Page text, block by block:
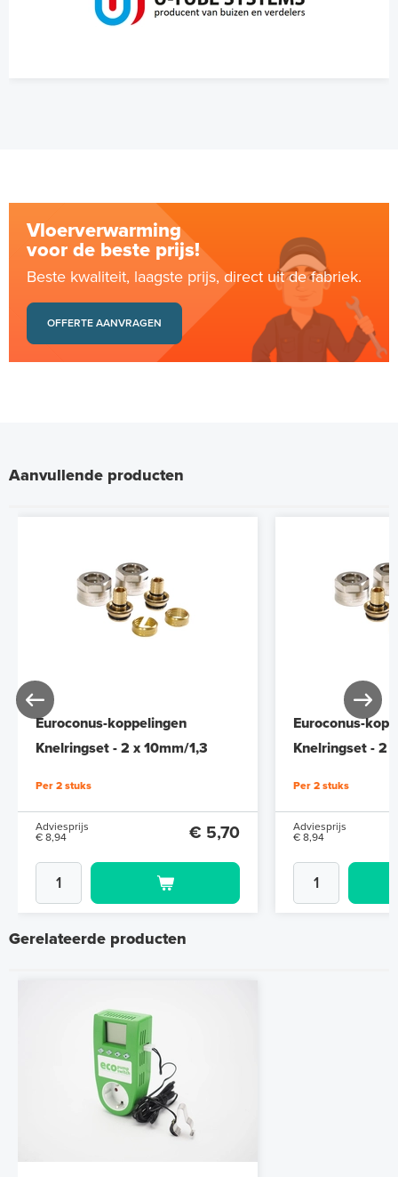
Vloerverwarming
voor de beste prijs!
Beste kwaliteit, laagste prijs, direct uit de fabriek.
OFFERTE AANVRAGEN
Aanvullende producten
Euroconus-koppelingen
Knelringset - 2 x 10mm/1,3
Per 2 stuks
Adviesprijs
€ 8,94
€ 5,70
Euroconus-
Knelringset - 2
Per 2 stuks
Adviesprijs
€ 8,94
Gerelateerde producten